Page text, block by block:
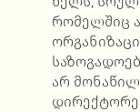
რომელშიც
არ